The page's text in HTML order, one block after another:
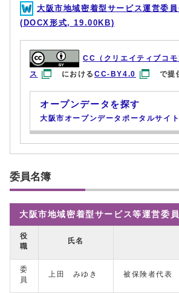
大阪市地域密着型サービス運営委
(DOCX形式, 19.00KB)
CC（クリエイティブコ
ス
におけるCC-BY4.0 で提
オープンデータを探す
大阪市オープンデータポータルサイト
委員名簿
大阪市地域密着型サービス等運営委
役
職
氏名
委
員
上田 みゆき 被保険者代表